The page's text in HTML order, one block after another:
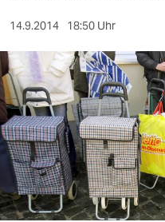
kultur
sport
berlin
nord
wahrheit
verlag
14.9.2014 18:50 Uhr